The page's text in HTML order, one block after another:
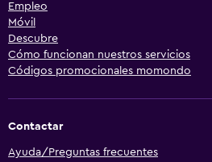
Empleo
Móvil
Descubre
Cómo funcionan nuestros servicios
Códigos promocionales momondo
Contactar
Ayuda/Preguntas frecuentes